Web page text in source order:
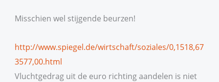
Misschien wel stijgende beurzen!
http://www.spiegel.de/wirtschaft/soziales/0,1518,67
3577,00.html
Vluchtgedrag uit de euro richting aandelen is niet